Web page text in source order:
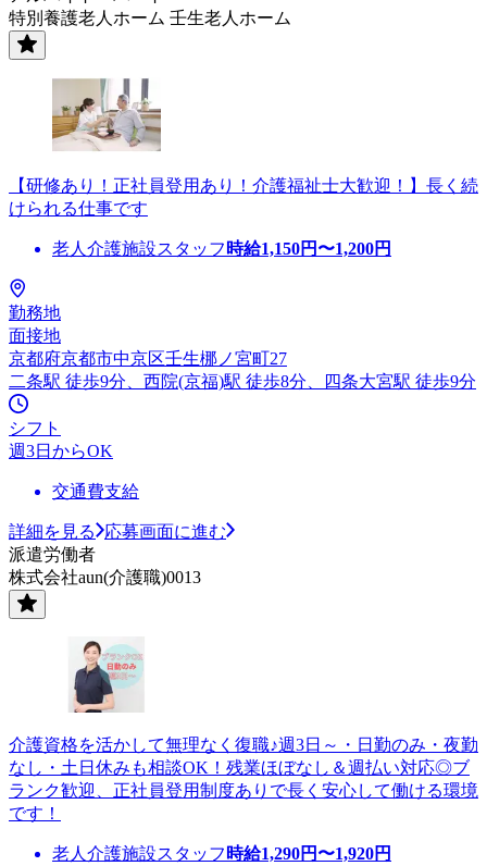
特別養護老人ホーム 壬生老人ホーム
【研修あり！正社員登用あり！介護福祉士大歓迎！】長く続
けられる仕事です
老人介護施設スタッフ 時給1,150円〜1,200円
勤務地
面接地
京都府京都市中京区壬生梛ノ宮町27
二条駅 徒歩9分、西院(京福)駅 徒歩8分、四条大宮駅 徒歩9分
シフト
週3日からOK
交通費支給
詳細を見る
応募画面に進む
派遣労働者
株式会社aun(介護職)0013
介護資格を活かして無理なく復職♪週3日～・日勤のみ・夜勤
なし・土日休みも相談OK！残業ほぼなし＆週払い対応◎ブ
ランク歓迎、正社員登用制度ありで長く安心して働ける環境
です！
老人介護施設スタッフ 時給1,290円〜1,920円